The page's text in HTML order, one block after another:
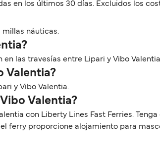
en los últimos 30 días. Excluidos los
millas náuticas.
las travesías entre Lipari y Vibo
Valentia?
y Vibo Valentia.
Valentia?
con Liberty Lines Fast Ferries.
ferry proporcione alojamiento para